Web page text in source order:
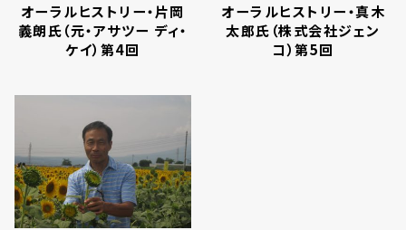
オーラルヒストリー・片岡
義朗氏（元・アサツー ディ・
ケイ）第4回
オーラルヒストリー・真木
太郎氏（株式会社ジェン
コ）第5回